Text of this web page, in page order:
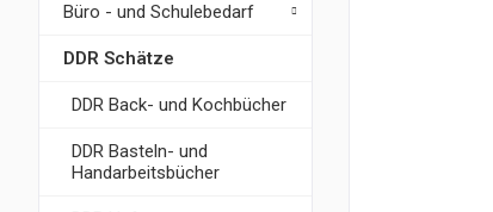
Büro - und Schulebedarf
DDR Schätze
DDR Back- und Kochbücher
DDR Basteln- und
Handarbeitsbücher